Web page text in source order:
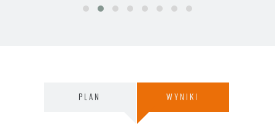
PLAN WYNIKI